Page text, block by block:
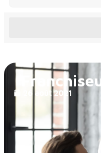
26 août 2021